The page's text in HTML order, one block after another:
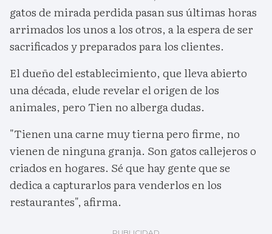
gatos de mirada perdida pasan sus últimas horas
arrimados los unos a los otros, a la espera de ser
sacrificados y preparados para los clientes.
El dueño del establecimiento, que lleva abierto
una década, elude revelar el origen de los
animales, pero Tien no alberga dudas.
"Tienen una carne muy tierna pero firme, no
vienen de ninguna granja. Son gatos callejeros o
criados en hogares. Sé que hay gente que se
dedica a capturarlos para venderlos en los
restaurantes", afirma.